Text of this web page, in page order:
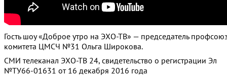
Гость шоу «Доброе утро на ЭХО-ТВ» — председатель
комитета ЦМСЧ №31 Ольга Широкова.
СМИ телеканал ЭХО-ТВ 24, свидетельство о регистрации Эл
№ТУ66-01631 от 16 декабря 2016 года